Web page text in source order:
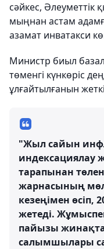
сәйкес,
мыңнан астам
азамат инватакси
Министр биыл
төменгі күнкөріс
ұлғайтылғанын
"Жыл сайын
индексациялау
тарапынан
жарнасының
кезеңімен өсіп,
жетеді.
пайызы
салымшылары